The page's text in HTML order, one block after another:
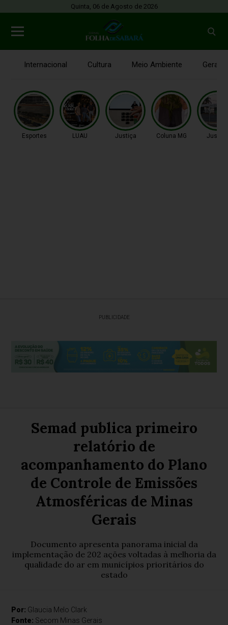
Quinta, 06 de Agosto de 2026
Internacional Cultura Meio Ambiente Gerais
Esportes LUAU Justiça Coluna MG Justiça
PUBLICIDADE
Semad publica primeiro
relatório de
acompanhamento do Plano
de Controle de Emissões
Atmosféricas de Minas
Gerais
Documento apresenta panorama inicial da
implementação de 202 ações voltadas à melhoria da
qualidade do ar em municípios prioritários do
estado
Por: Glaucia Melo Clark
Fonte: Secom Minas Gerais